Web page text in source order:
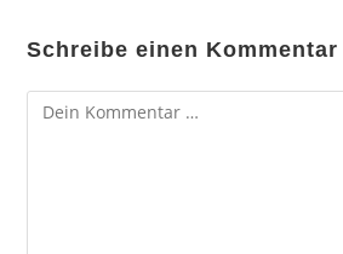
Schreibe einen Kommentar
Kommentar